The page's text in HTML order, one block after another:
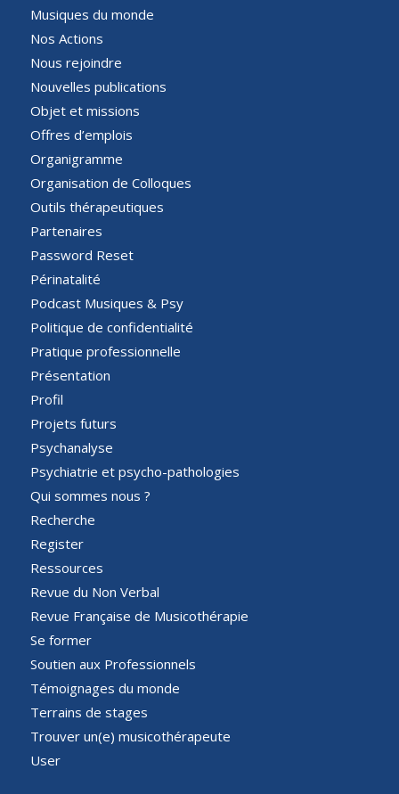
Musiques du monde
Nos Actions
Nous rejoindre
Nouvelles publications
Objet et missions
Offres d’emplois
Organigramme
Organisation de Colloques
Outils thérapeutiques
Partenaires
Password Reset
Périnatalité
Podcast Musiques & Psy
Politique de confidentialité
Pratique professionnelle
Présentation
Profil
Projets futurs
Psychanalyse
Psychiatrie et psycho-pathologies
Qui sommes nous ?
Recherche
Register
Ressources
Revue du Non Verbal
Revue Française de Musicothérapie
Se former
Soutien aux Professionnels
Témoignages du monde
Terrains de stages
Trouver un(e) musicothérapeute
User